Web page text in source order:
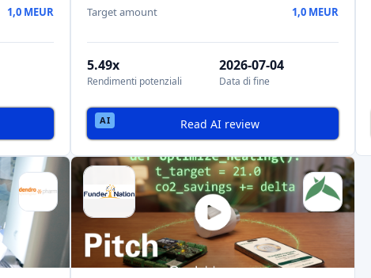
1,0 MEUR Target amount 1,0 MEUR
5.49x
Rendimenti potenziali
2026-07-04
Data di fine
Read AI review